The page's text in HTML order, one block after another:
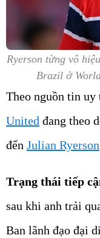
Ryerson từng vô
Brazil ở
Theo nguồn tin
United đang theo
đến Julian Ryerson
Trạng thái tiếp
sau khi anh trải
Ban lãnh đạo đại